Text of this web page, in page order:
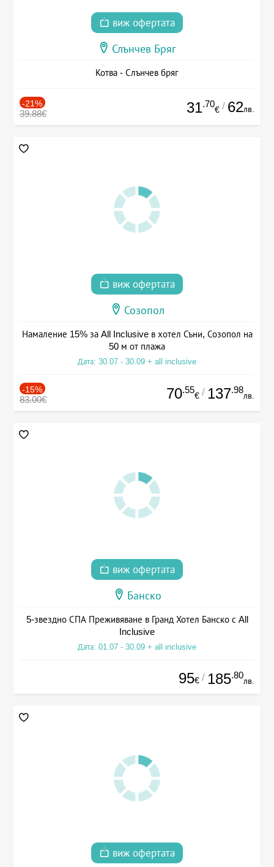
виж офертата
Слънчев Бряг
Котва - Слънчев бряг
-21%
39.88€ 31.70
€ / 62лв.
виж офертата
Созопол
Намаление 15% за All Inclusive в хотел Съни, Созопол на
50 м от плажа
Дата: 30.07 - 30.09 + all inclusive
-15%
83.00€ 70.55
€ / 137.98
лв.
виж офертата
Банско
5-звездно СПА Преживяване в Гранд Хотел Банско с All
Inclusive
Дата: 01.07 - 30.09 + all inclusive
95€ / 185.80
лв.
виж офертата